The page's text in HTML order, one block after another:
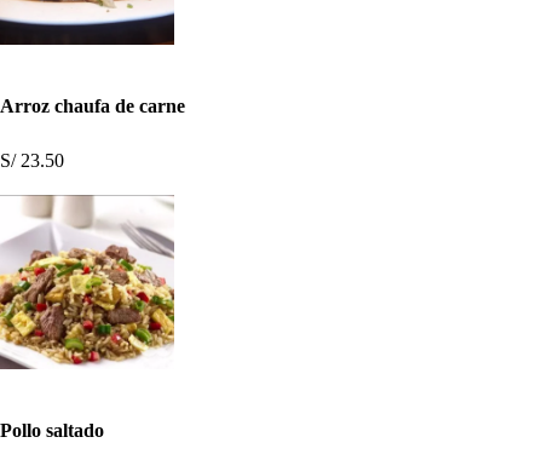
Arroz chaufa de carne
S/ 23.50
Pollo saltado